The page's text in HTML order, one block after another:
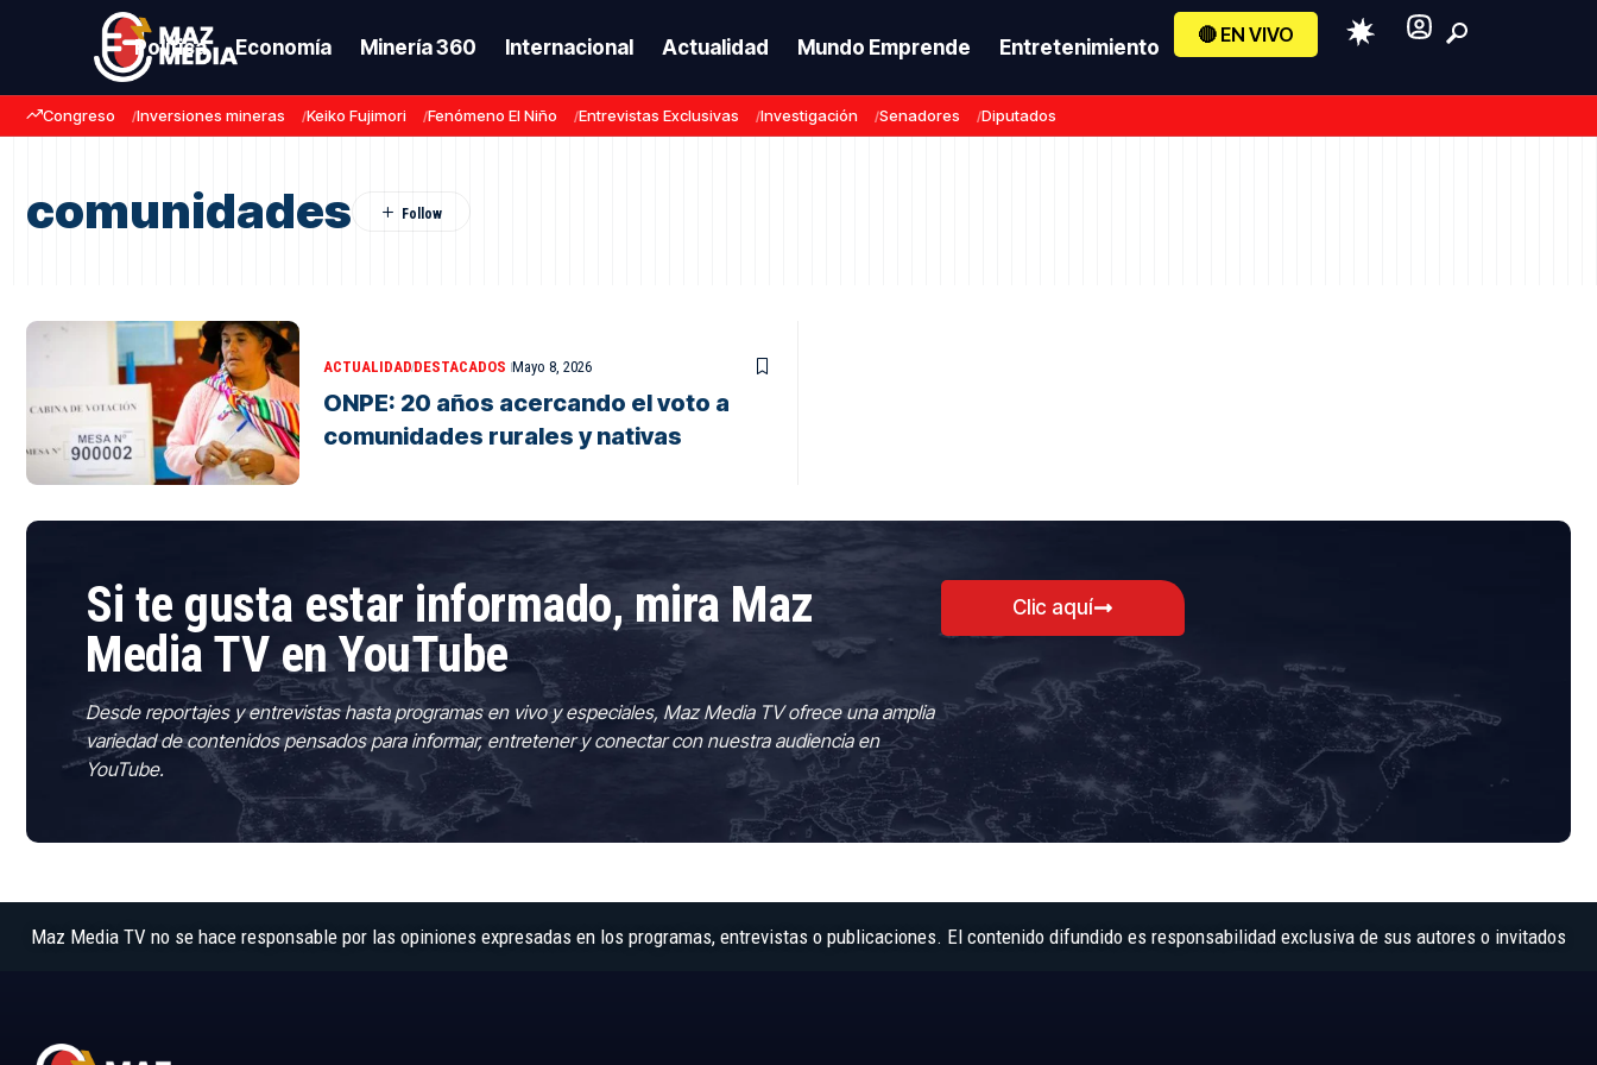
Política Economía Minería 360 Internacional Actualidad Mundo Emprende Entretenimiento
🔴 EN VIVO
Congreso Inversiones mineras Keiko Fujimori Fenómeno El Niño Entrevistas Exclusivas Investigación Senadores Diputados
comunidades
ACTUALIDADDESTACADOS Mayo 8, 2026
ONPE: 20 años acercando el voto a
comunidades rurales y nativas
Si te gusta estar informado, mira Maz
Media TV en YouTube
Desde reportajes y entrevistas hasta programas en vivo y especiales, Maz Media TV ofrece una amplia
variedad de contenidos pensados para informar, entretener y conectar con nuestra audiencia en
YouTube.
Clic aquí
Maz Media TV no se hace responsable por las opiniones expresadas en los programas, entrevistas o publicaciones. El contenido difundido es responsabilidad exclusiva de sus autores o invitados